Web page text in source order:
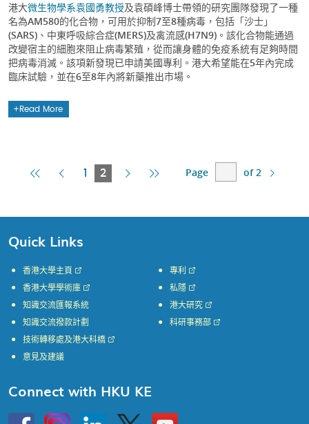
港大微生物學系袁國勇教授及袁碩峰博士帶領的研究團隊發現了一種
名為AM580的化合物，可用於抑制7至8種病毒，包括「沙士」
(SARS)、中東呼吸綜合症(MERS)及禽流感(H7N9)。該化合物能通過
改變宿主的細胞來阻止病毒繁殖，從而讓身體的免疫系統有足夠時間
把病毒消滅。該項新發現已申請美國專利。港大希望能在5年內完成
臨床試驗，並在6至8年內將新藥推出市場。
Read More
FirstPrevious
1 2CurrentNext Last
Page of 2
Quick Links
香港大學主頁
香港大學學術庫
知識交流匯報系統
知識交流撥款計劃
專利
私隱
港大研究
科研事務部
技術轉移處及港大科橋
意見及建議
Connect with HKU KE
InstagramLinkedin Twitter Go